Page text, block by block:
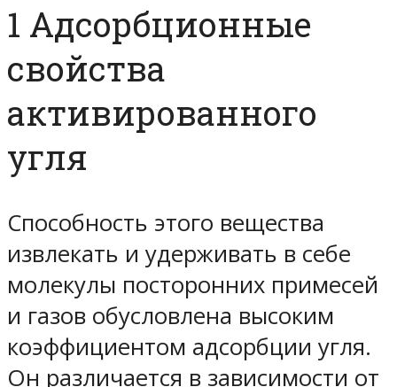
1 Адсорбционные
свойства
активированного
угля
Способность этого вещества
извлекать и удерживать в себе
молекулы посторонних примесей
и газов обусловлена высоким
коэффициентом адсорбции угля.
Он различается в зависимости от